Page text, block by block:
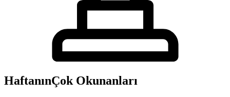
HaftanınÇok Okunanları